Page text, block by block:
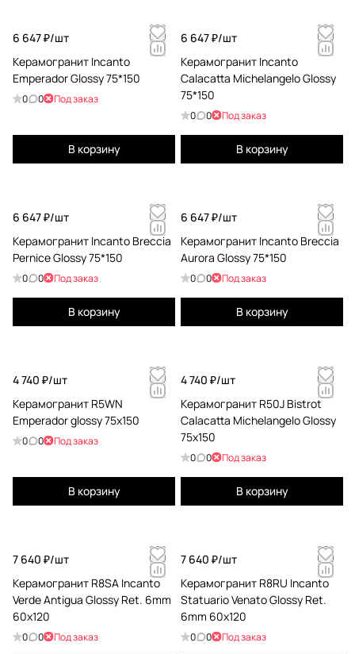
6 647 ₽/шт
Керамогранит Incanto
Emperador Glossy 75*150
0 0 Под заказ
В корзину
6 647 ₽/шт
Керамогранит Incanto
Calacatta Michelangelo Glossy
75*150
0 0 Под заказ
В корзину
6 647 ₽/шт
Керамогранит Incanto Breccia
Pernice Glossy 75*150
0 0 Под заказ
В корзину
6 647 ₽/шт
Керамогранит Incanto Breccia
Aurora Glossy 75*150
0 0 Под заказ
В корзину
4 740 ₽/шт
Керамогранит R5WN
Emperador glossy 75x150
0 0 Под заказ
В корзину
4 740 ₽/шт
Керамогранит R50J Bistrot
Calacatta Michelangelo Glossy
75x150
0 0 Под заказ
В корзину
7 640 ₽/шт
Керамогранит R8SA Incanto
Verde Antigua Glossy Ret. 6mm
60х120
0 0 Под заказ
7 640 ₽/шт
Керамогранит R8RU Incanto
Statuario Venato Glossy Ret.
6mm 60х120
0 0 Под заказ